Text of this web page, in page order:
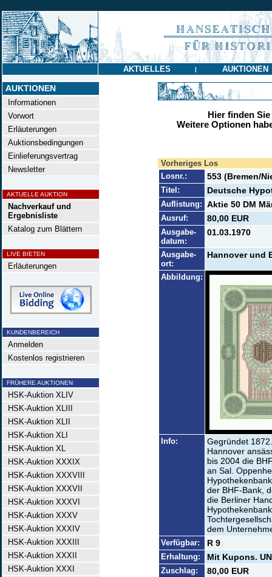
AKTUELLES | AUKTIONEN
AUKTIONEN
Informationen
Vorwort
Erläuterungen
Auktionsbedingungen
Einlieferungsvertrag
Newsletter
AKTUELLE AUKTION
Nachverkauf und
Ergebnisliste
Katalog zum Blättern
LIVE BIETEN
Erläuterungen
KUNDENBEREICH
Anmelden
Kostenlos registrieren
FRÜHERE AUKTIONEN
HSK-Auktion XLIV
HSK-Auktion XLIII
HSK-Auktion XLII
HSK-Auktion XLI
HSK-Auktion XL
HSK-Auktion XXXIX
HSK-Auktion XXXVIII
HSK-Auktion XXXVII
HSK-Auktion XXXVI
HSK-Auktion XXXV
HSK-Auktion XXXIV
HSK-Auktion XXXIII
HSK-Auktion XXXII
HSK-Auktion XXXI
Hier finden
Weitere Optionen
Vorheriges Los
Losnr.:
553 (Bremen/
Titel: Deutsche
Auflistung: Aktie 50 DM
Ausruf: 80,00 EUR
Ausgabe-
datum:
01.03.1970
Ausgabe-
ort:
Hannover und
Abbildung:
Info:
Gegründet
Hannover
bis 2004 die
an Sal.
der BHF-Bank,
die Berliner
dem
Verfügbar: R 9
Erhaltung: Mit Kupons.
Zuschlag: 80,00 EUR